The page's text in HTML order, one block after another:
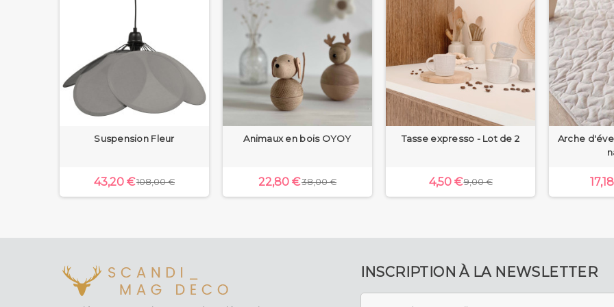
Suspension Fleur
43,20 €108,00 €
Animaux en bois OYOY
22,80 €38,00 €
Tasse expresso - Lot de 2
4,50 €9,00 €
Arche
INSCRIPTION À LA NEWSLETTER